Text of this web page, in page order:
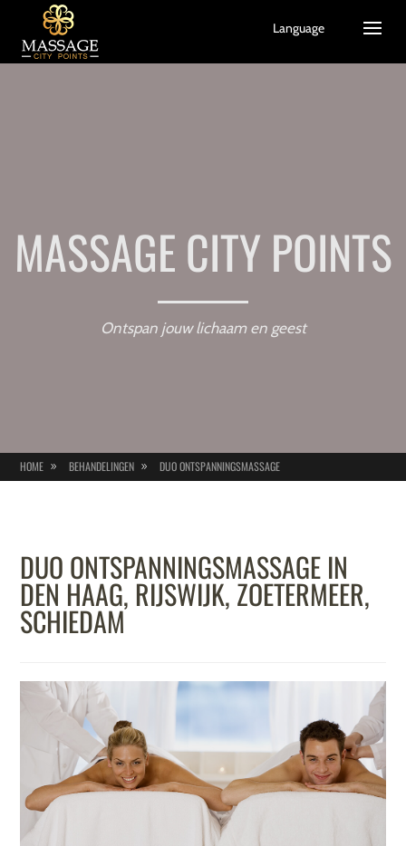
MASSAGE CITY POINTS
Ontspan jouw lichaam en geest
HOME BEHANDELINGEN DUO ONTSPANNINGSMASSAGE
DUO ONTSPANNINGSMASSAGE IN
DEN HAAG, RIJSWIJK, ZOETERMEER,
SCHIEDAM
Language